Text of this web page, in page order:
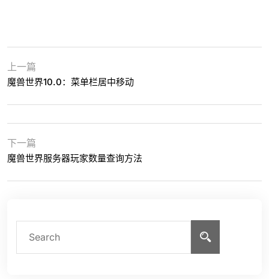
上一篇
魔兽世界10.0：菜单栏居中移动
下一篇
魔兽世界服务器玩家数量查询方法